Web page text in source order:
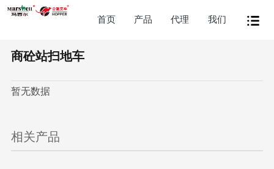
首页 产品 代理 我们
商砼站扫地车
暂无数据
相关产品